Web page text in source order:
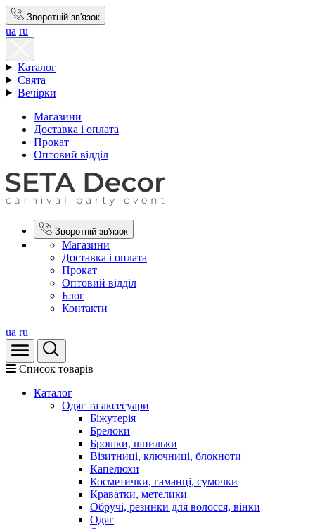
Зворотній зв'язок
ua ru
Каталог
Свята
Вечірки
Магазини
Доставка і оплата
Прокат
Оптовий відділ
Зворотній зв'язок
Магазини
Доставка і оплата
Прокат
Оптовий відділ
Блог
Контакти
ua ru
Список товарів
Каталог
Oдяг та аксесуари
Біжутерія
Брелоки
Брошки, шпильки
Візитниці, ключниці, блокноти
Капелюхи
Косметички, гаманці, сумочки
Краватки, метелики
Обручі, резинки для волосся, вінки
Одяг